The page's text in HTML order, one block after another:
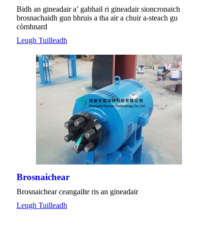
Bidh an gineadair a’ gabhail ri gineadair sioncronaich
brosnachaidh gun bhruis a tha air a chuir a-steach gu
còmhnard
Leugh Tuilleadh
Brosnaichear
Brosnaichear ceangailte ris an gineadair
Leugh Tuilleadh